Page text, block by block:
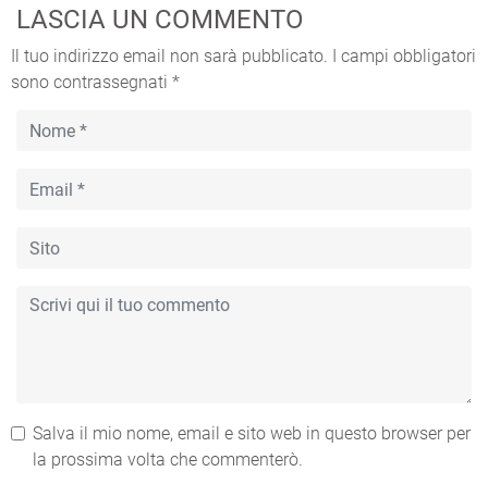
LASCIA UN COMMENTO
Il tuo indirizzo email non sarà pubblicato. I campi obbligatori
sono contrassegnati *
Salva il mio nome, email e sito web in questo browser per
la prossima volta che commenterò.